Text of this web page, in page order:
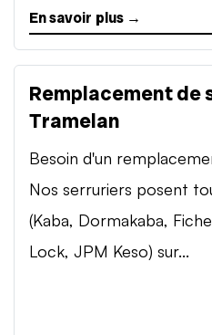
En savoir plus →
Remplacement de
Tramelan
Besoin d'un
Nos serruriers posent
(Kaba, Dormakaba,
Lock, JPM Keso) sur...